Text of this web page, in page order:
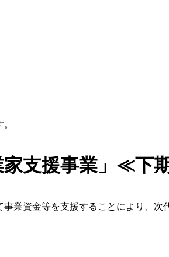
家支援事業」≪下
業資金等を支援することにより、